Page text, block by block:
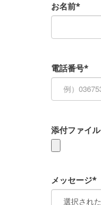
お名前*
電話番号*
添付ファイル
メッセージ*